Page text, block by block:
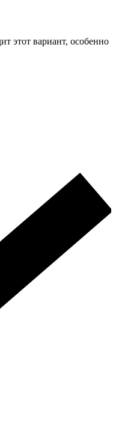
этот вариант, особенно